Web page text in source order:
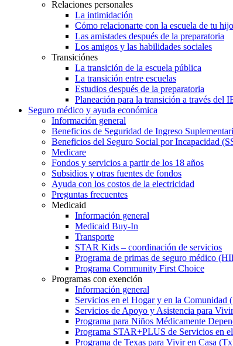
Relaciones personales
La intimidación
Cómo relacionarte con la escuela de tu hijo
Las amistades después de la preparatoria
Los amigos y las habilidades sociales
Transiciónes
La transición de la escuela pública
La transición entre escuelas
Estudios después de la preparatoria
Planeación para la transición a través del
Seguro médico y ayuda económica
Información general
Beneficios de Seguridad de Ingreso
Beneficios del Seguro Social por Incapacidad
Medicare
Fondos y servicios a partir de los 18 años
Subsidios y otras fuentes de fondos
Ayuda con los costos de la electricidad
Preguntas frecuentes
Medicaid
Información general
Medicaid Buy-In
Transporte
STAR Kids – coordinación de servicios
Programa de primas de seguro médico
Programa Community First Choice
Programas con exención
Información general
Servicios en el Hogar y en la Comunidad
Servicios de Apoyo y Asistencia para
Programa para Niños Médicamente
Programa STAR+PLUS de Servicios en
Programa de Texas para Vivir en Casa